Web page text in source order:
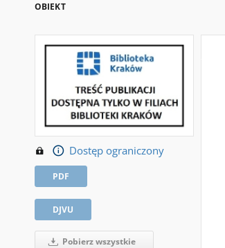
OBIEKT
Dostęp ograniczony
PDF
DJVU
Pobierz wszystkie